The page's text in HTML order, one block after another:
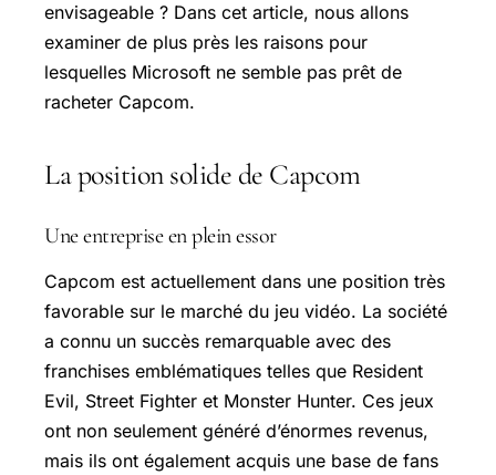
envisageable ? Dans cet article, nous allons
examiner de plus près les raisons pour
lesquelles Microsoft ne semble pas prêt de
racheter Capcom.
La position solide de Capcom
Une entreprise en plein essor
Capcom est actuellement dans une position très
favorable sur le marché du jeu vidéo. La société
a connu un succès remarquable avec des
franchises emblématiques telles que Resident
Evil, Street Fighter et Monster Hunter. Ces jeux
ont non seulement généré d’énormes revenus,
mais ils ont également acquis une base de fans